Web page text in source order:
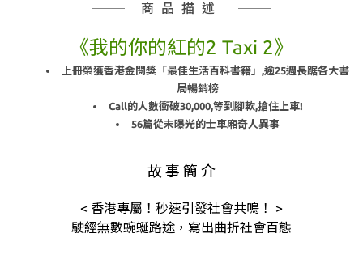
商品描述
《我的你的紅的2 Taxi 2》
上冊榮獲香港金閱獎「最佳生活百科書籍」,逾25週長踞各大書
局暢銷榜
Call的人數衝破30,000,等到腳軟,搶住上車!
56篇從未曝光的士車廂奇人異事
故 事 簡 介
< 香港專屬！秒速引發社會共鳴！ >
駛經無數蜿蜒路途，寫出曲折社會百態